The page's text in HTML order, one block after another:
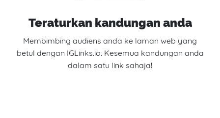
Teraturkan kandungan anda
Membimbing audiens anda ke laman web yang
betul dengan IGLinks.io. Kesemua kandungan anda
dalam satu link sahaja!